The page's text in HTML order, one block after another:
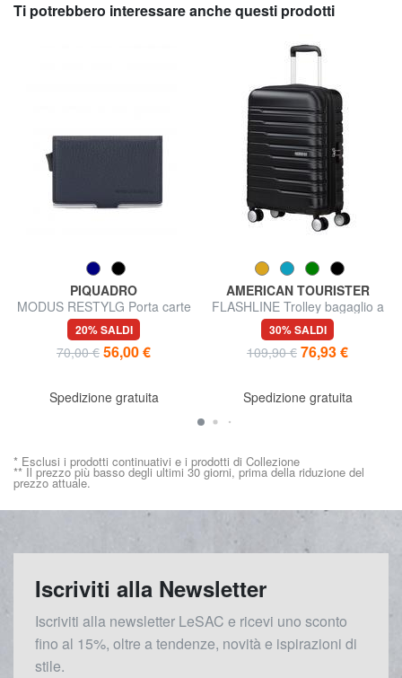
Ti potrebbero interessare anche questi prodotti
PIQUADRO
MODUS RESTYLG Porta carte
credito pelle
20% SALDI
70,00 € 56,00 €
Spedizione gratuita
AMERICAN TOURISTER
FLASHLINE Trolley bagaglio a
mano
30% SALDI
109,90 € 76,93 €
Spedizione gratuita
* Esclusi i prodotti continuativi e i prodotti di Collezione
** Il prezzo più basso degli ultimi 30 giorni, prima della riduzione del
prezzo attuale.
Iscriviti alla Newsletter
Iscriviti alla newsletter LeSAC e ricevi uno sconto
fino al 15%, oltre a tendenze, novità e ispirazioni di
stile.